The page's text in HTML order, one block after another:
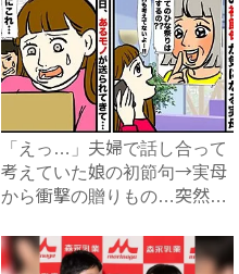
「えっ…」夫婦で話し合って
考えていた娘の初節句→実母
から衝撃の贈りもの…突然届